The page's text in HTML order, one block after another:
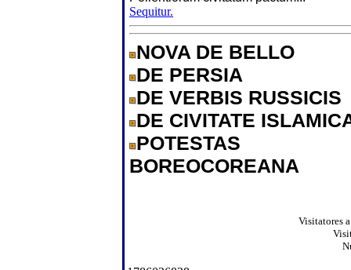
Sequitur.
NOVA DE BELLO
DE PERSIA
DE VERBIS RUSSICIS
DE CIVITATE
POTESTAS
BOREOCOREANA
Visitatores